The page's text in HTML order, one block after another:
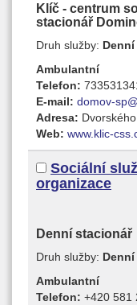
Klíč - centrum
stacionář
Druh služby:
Ambulantní
Telefon:
E-mail: domov-
Adresa:
Web: www.klic-
Sociální
organizace
Denní stacionář
Druh služby:
Ambulantní
Telefon: +420 581